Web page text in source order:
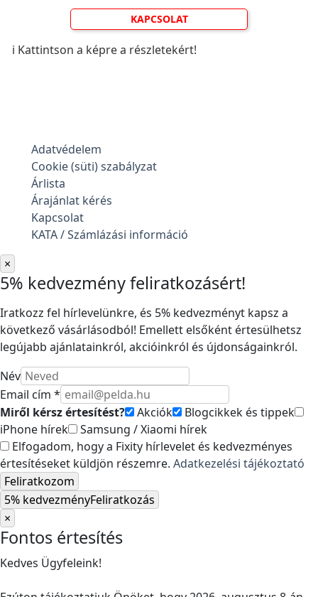
KAPCSOLAT
ℹ️ Kattintson a képre a részletekért!
Adatvédelem
Cookie (süti) szabályzat
Árlista
Árajánlat kérés
Kapcsolat
KATA / Számlázási információ
×
5% kedvezmény feliratkozásért!
Iratkozz fel hírlevelünkre, és 5% kedvezményt kapsz a
következő vásárlásodból! Emellett elsőként értesülhetsz
legújabb ajánlatainkról, akcióinkról és újdonságainkról.
Név
Email cím *
Miről kérsz értesítést?
Akciók
Blogcikkek és tippek
iPhone hírek
Samsung / Xiaomi hírek
Elfogadom, hogy a Fixity hírlevelet és kedvezményes
értesítéseket küldjön részemre. Adatkezelési tájékoztató
Feliratkozom
5% kedvezményFeliratkozás
×
Fontos értesítés
Kedves Ügyfeleink!